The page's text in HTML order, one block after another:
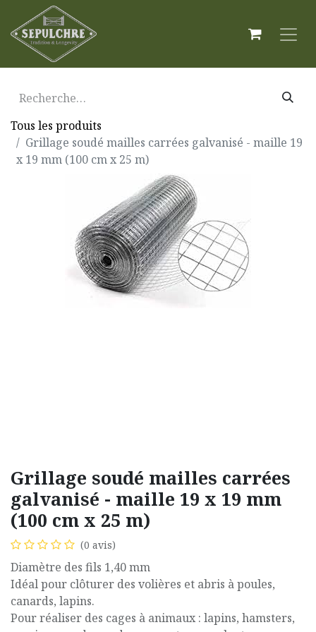
Tous les produits
Grillage soudé mailles carrées galvanisé - maille 19
x 19 mm (100 cm x 25 m)
Grillage soudé mailles carrées
galvanisé - maille 19 x 19 mm
(100 cm x 25 m)
(0 avis)
Diamètre des fils 1,40 mm
Idéal pour clôturer des volières et abris à poules,
canards, lapins.
Pour réaliser des cages à animaux : lapins, hamsters,